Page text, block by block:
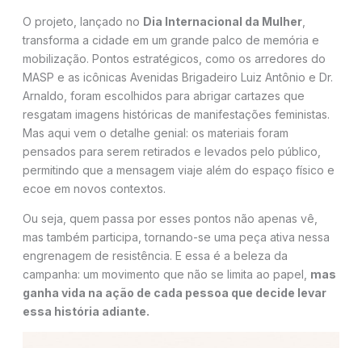
O projeto, lançado no Dia Internacional da Mulher,
transforma a cidade em um grande palco de memória e
mobilização. Pontos estratégicos, como os arredores do
MASP e as icônicas Avenidas Brigadeiro Luiz Antônio e Dr.
Arnaldo, foram escolhidos para abrigar cartazes que
resgatam imagens históricas de manifestações feministas.
Mas aqui vem o detalhe genial: os materiais foram
pensados para serem retirados e levados pelo público,
permitindo que a mensagem viaje além do espaço físico e
ecoe em novos contextos.
Ou seja, quem passa por esses pontos não apenas vê,
mas também participa, tornando-se uma peça ativa nessa
engrenagem de resistência. E essa é a beleza da
campanha: um movimento que não se limita ao papel, mas
ganha vida na ação de cada pessoa que decide levar
essa história adiante.